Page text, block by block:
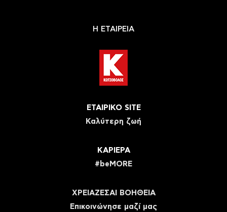
Η ΕΤΑΙΡΕΙΑ
ΕΤΑΙΡΙΚΟ SITE
Καλύτερη ζωή
ΚΑΡΙΕΡΑ
#beMORE
ΧΡΕΙΑΖΕΣΑΙ ΒΟΗΘΕΙΑ
Eπικοινώνησε μαζί μας